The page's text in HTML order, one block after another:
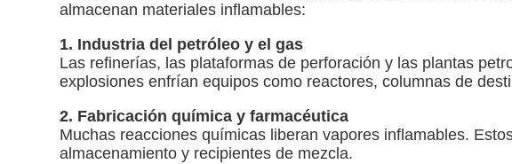
almacenan materiales inflamables:
1. Industria del petróleo y el gas
Las refinerías, las plataformas de perforación y las plantas
explosiones enfrían equipos como reactores, columnas de
2. Fabricación química y farmacéutica
Muchas reacciones químicas liberan vapores inflamables.
almacenamiento y recipientes de mezcla.